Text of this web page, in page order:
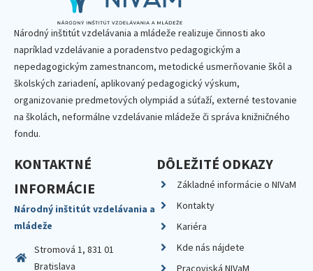
Národný inštitút vzdelávania a mládeže realizuje činnosti ako
napríklad vzdelávanie a poradenstvo pedagogickým a
nepedagogickým zamestnancom, metodické usmerňovanie škôl a
školských zariadení, aplikovaný pedagogický výskum,
organizovanie predmetových olympiád a súťaží, externé testovanie
na školách, neformálne vzdelávanie mládeže či správa knižničného
fondu.
KONTAKTNÉ
INFORMÁCIE
Národný inštitút vzdelávania a
mládeže
Stromová 1, 831 01
Bratislava
DÔLEŽITÉ ODKAZY
Základné informácie o NIVaM
Kontakty
Kariéra
Kde nás nájdete
Pracoviská NIVaM